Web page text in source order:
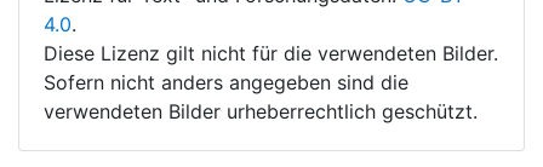
4.0.
Diese Lizenz gilt nicht für die verwendeten Bilder.
Sofern nicht anders angegeben sind die
verwendeten Bilder urheberrechtlich geschützt.